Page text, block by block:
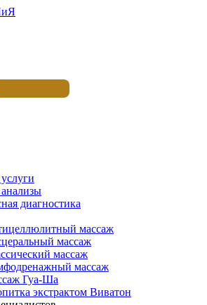
диагностика
массаж
массаж
массаж
массаж
Гуа-Ша
экстрактом Виватон